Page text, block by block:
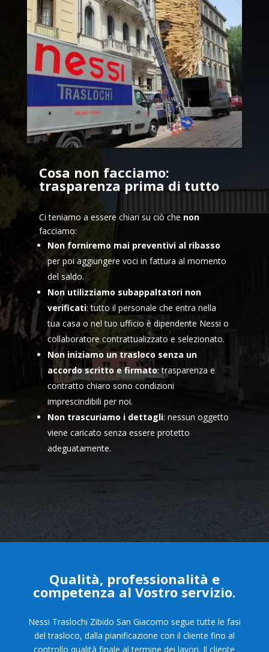
Cosa non facciamo:
trasparenza prima di tutto
Ci teniamo a essere chiari su ciò chenon
facciamo:
Non forniremo mai preventivi al ribasso
per poi aggiungere voci in fattura al momento
del saldo.
Non utilizziamo subappaltatori non
verificati: tutto il personale che entra nella
tua casa o nel tuo ufficio è dipendente Nessi o
collaboratore contrattualizzato e selezionato.
Non iniziamo un trasloco senza un
accordo scritto e firmato: trasparenza e
contratto chiaro sono condizioni
imprescindibili per noi.
Non trascuriamo i dettagli: nessun oggetto
viene caricato senza essere protetto
adeguatamente.
Qualità, professionalità e
competenza al Vostro servizio.
Nessi Traslochi Zibido San Giacomo segue tutte le fasi
del trasloco, dalla pianificazione con il cliente fino al
controllo qualità finale al termine dei lavori. Il cliente